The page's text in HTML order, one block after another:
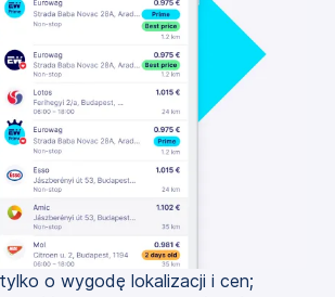
o wygodę lokalizacji i cen;